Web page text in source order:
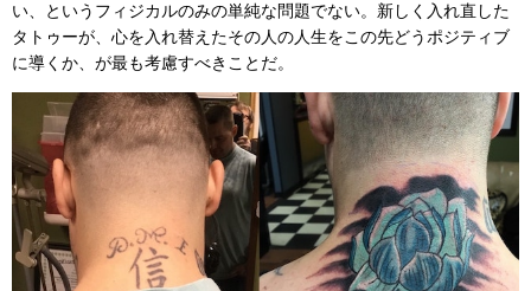
い、というフィジカルのみの単純な問題でない。新しく入れ直した
タトゥーが、心を入れ替えたその人の人生をこの先どうポジティブ
に導くか、が最も考慮すべきことだ。